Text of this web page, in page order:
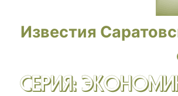
Известия
СЕРИЯ: